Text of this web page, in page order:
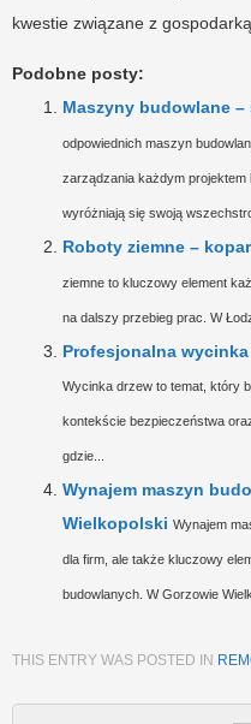
kwestie związane z
Podobne posty:
Maszyny budowlane –
odpowiednich maszyn
zarządzania każdym projektem
wyróżniają się swoją
Roboty ziemne –
ziemne to kluczowy element
na dalszy przebieg prac. W
Profesjonalna
Wycinka drzew to temat, który
kontekście bezpieczeństwa
gdzie...
Wynajem maszyn
Wielkopolski Wynajem
dla firm, ale także kluczowy
budowlanych. W Gorzowie
THIS ENTRY WAS POSTED IN